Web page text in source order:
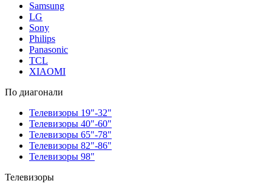
Samsung
LG
Sony
Philips
Panasonic
TCL
XIAOMI
По диагонали
Телевизоры 19"-32"
Телевизоры 40"-60"
Телевизоры 65"-78"
Телевизоры 82"-86"
Телевизоры 98"
Телевизоры